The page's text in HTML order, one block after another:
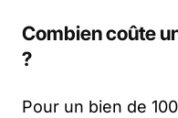
Combien coûte
?
Pour un bien de